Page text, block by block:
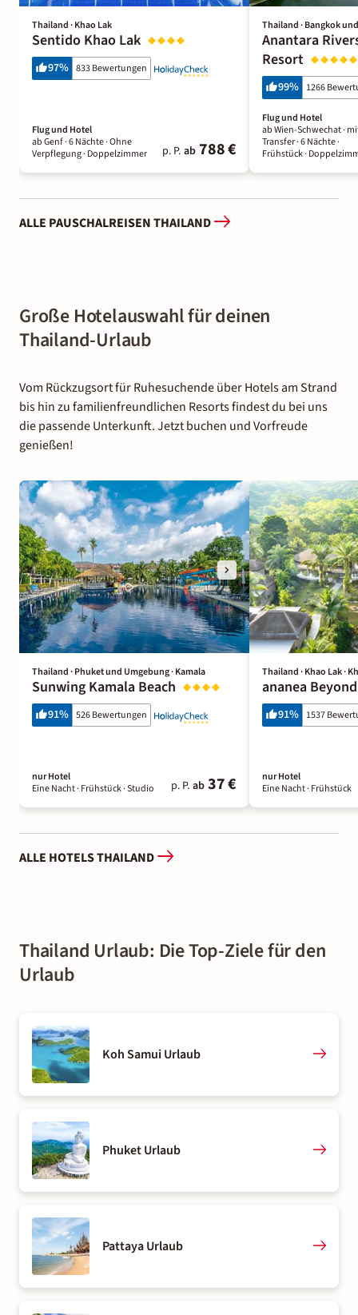
Thailand · Khao Lak
Sentido Khao Lak
97% 833 Bewertungen
Flug und Hotel
ab Genf ·6 Nächte· Ohne
Verpflegung· Doppelzimmer p. P. ab 788 €
Thailand · Bangkok
Anantara
Resort
99% 1266
Flug und Hotel
ab Wien-Schwechat ·
Transfer ·6 Nächte·
Frühstück·
ALLE PAUSCHALREISEN THAILAND
Große Hotelauswahl für deinen
Thailand-Urlaub
Vom Rückzugsort für Ruhesuchende über Hotels am Strand
bis hin zu familienfreundlichen Resorts findest du bei uns
die passende Unterkunft. Jetzt buchen und Vorfreude
genießen!
Thailand · Phuket und Umgebung · Kamala
Sunwing Kamala Beach
91% 526 Bewertungen
nur Hotel
Eine Nacht· Frühstück· Studio p. P. ab 37 €
Thailand · Khao Lak ·
ananea
91% 1537
nur Hotel
Eine Nacht· Frühstück
ALLE HOTELS THAILAND
Thailand Urlaub: Die Top-Ziele für den
Urlaub
Koh Samui Urlaub
Phuket Urlaub
Pattaya Urlaub